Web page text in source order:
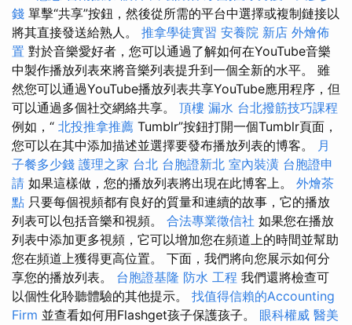
錢 單擊“共享”按鈕，然後從所需的平台中選擇或複制鏈接以
將其直接發送給熟人。 推拿學徒實習 安養院 新店 外燴佈
置 對於音樂愛好者，您可以通過了解如何在YouTube音樂
中製作播放列表來將音樂列表提升到一個全新的水平。 雖
然您可以通過YouTube播放列表共享YouTube應用程序，但
可以通過多個社交網絡共享。 頂樓 漏水 台北撥筋技巧課程
例如，“ 北投推拿推薦 Tumblr”按鈕打開一個Tumblr頁面，
您可以在其中添加描述並選擇要發布播放列表的博客。 月
子餐多少錢 護理之家 台北 台胞證新北 室內裝潢 台胞證申
請 如果這樣做，您的播放列表將出現在此博客上。 外燴茶
點 只要每個視頻都有良好的質量和連續的故事，它的播放
列表可以包括音樂和視頻。 合法專業徵信社 如果您在播放
列表中添加更多視頻，它可以增加您在頻道上的時間並幫助
您在頻道上獲得更高位置。 下面，我們將向您展示如何分
享您的播放列表。 台胞證基隆 防水 工程 我們還將檢查可
以個性化聆聽體驗的其他提示。 找值得信賴的Accounting
Firm 並查看如何用Flashget孩子保護孩子。 眼科權威 醫美